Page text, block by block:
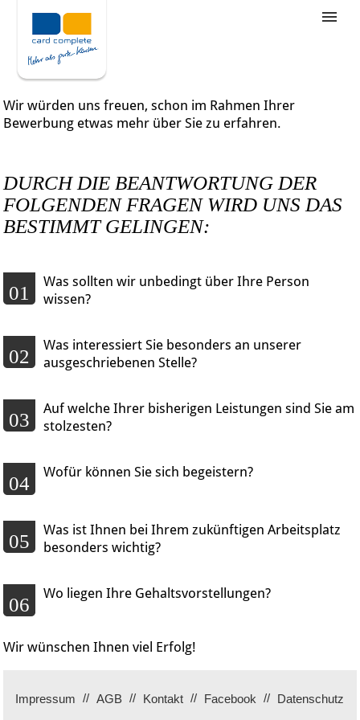
Stellenangebote
Unternehmensziele
Was wir bieten
Wir würden uns freuen, schon im Rahmen Ihrer
Bewerbung etwas mehr über Sie zu erfahren.
DURCH DIE BEANTWORTUNG DER
FOLGENDEN FRAGEN WIRD UNS DAS
BESTIMMT GELINGEN:
01
Was sollten wir unbedingt über Ihre Person
wissen?
02
Was interessiert Sie besonders an unserer
ausgeschriebenen Stelle?
03
Auf welche Ihrer bisherigen Leistungen sind Sie am
stolzesten?
04
Wofür können Sie sich begeistern?
05
Was ist Ihnen bei Ihrem zukünftigen Arbeitsplatz
besonders wichtig?
06
Wo liegen Ihre Gehaltsvorstellungen?
Wir wünschen Ihnen viel Erfolg!
Impressum AGB Kontakt Facebook Datenschutz